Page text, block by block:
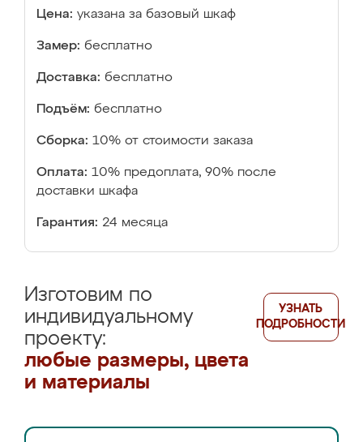
Цена: указана за базовый шкаф
Замер: бесплатно
Доставка: бесплатно
Подъём: бесплатно
Сборка: 10% от стоимости заказа
Оплата: 10% предоплата, 90% после
доставки шкафа
Гарантия: 24 месяца
Изготовим по
индивидуальному
проекту:
любые размеры, цвета
и материалы
УЗНАТЬ
ПОДРОБНОСТИ